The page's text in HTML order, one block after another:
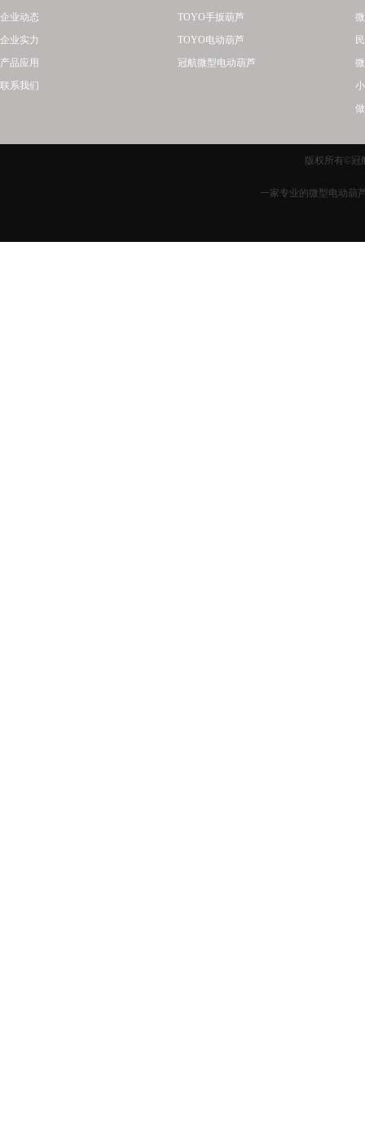
企业动态
企业实力
产品应用
联系我们
TOYO手扳葫芦
TOYO电动葫芦
冠航微型电动葫芦
版权所有©冠
一家专业的微型电动葫